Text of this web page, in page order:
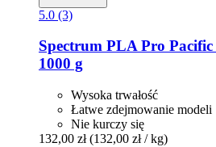
5.0 (3)
Spectrum PLA Pro
1000 g
Wysoka trwałość
Łatwe zdejmowanie modeli
Nie kurczy się
132,00 zł (132,00 zł / kg)